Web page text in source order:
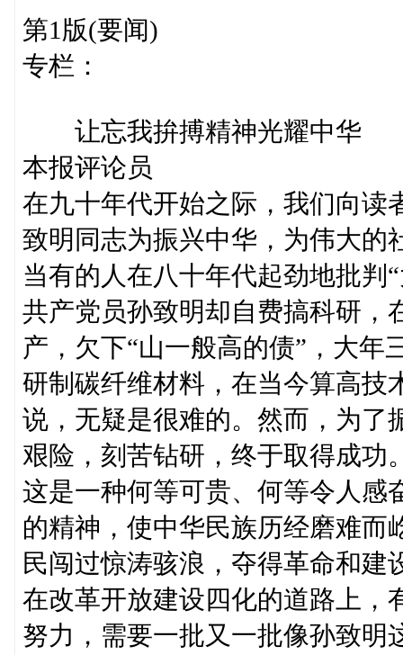
第1版(要闻)
专栏：
让忘我拚搏精神光耀中华
本报评论员
在九十年代开始之际，我们向读
致明同志为振兴中华，为伟大的
当有的人在八十年代起劲地批判
共产党员孙致明却自费搞科研，
产，欠下“山一般高的债”，大年
研制碳纤维材料，在当今算高技
说，无疑是很难的。然而，为了
艰险，刻苦钻研，终于取得成功
这是一种何等可贵、何等令人感
的精神，使中华民族历经磨难而
民闯过惊涛骇浪，夺得革命和建
在改革开放建设四化的道路上，
努力，需要一批又一批像孙致明